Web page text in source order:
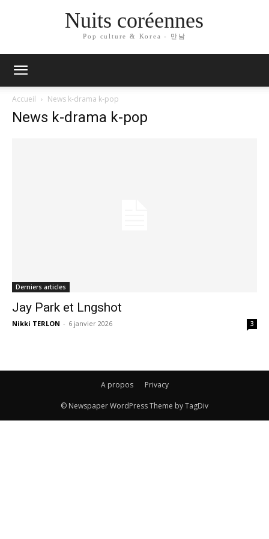
Nuits coréennes
Pop culture & Korea - 만남
Accueil News k-drama k-pop
News k-drama k-pop
Derniers articles
Jay Park et Lngshot
Nikki TERLON - 6 janvier 2026 3
A propos Privacy
© Newspaper WordPress Theme by TagDiv